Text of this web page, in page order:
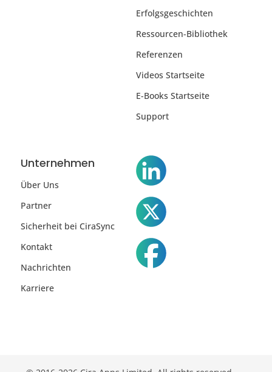
Erfolgsgeschichten
Ressourcen-Bibliothek
Referenzen
Videos Startseite
E-Books Startseite
Support
Unternehmen
Über Uns
Partner
Sicherheit bei CiraSync
Kontakt
Nachrichten
Karriere